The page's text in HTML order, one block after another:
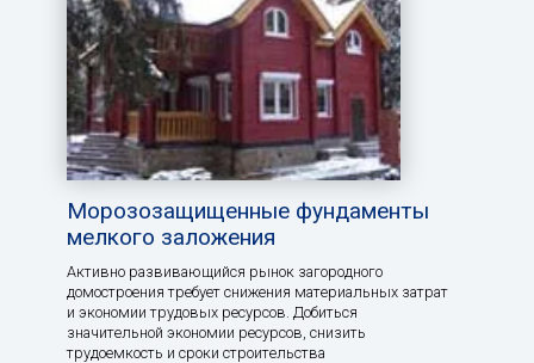
Морозозащищенные фундаменты
мелкого заложения
Активно развивающийся рынок загородного
домостроения требует снижения материальных затрат
и экономии трудовых ресурсов. Добиться
значительной экономии ресурсов, снизить
трудоемкость и сроки строительства